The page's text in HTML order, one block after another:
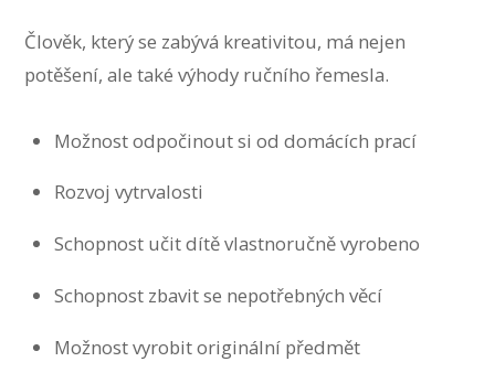
Člověk, který se zabývá kreativitou, má nejen
potěšení, ale také výhody ručního řemesla.
Možnost odpočinout si od domácích prací
Rozvoj vytrvalosti
Schopnost učit dítě vlastnoručně vyrobeno
Schopnost zbavit se nepotřebných věcí
Možnost vyrobit originální předmět